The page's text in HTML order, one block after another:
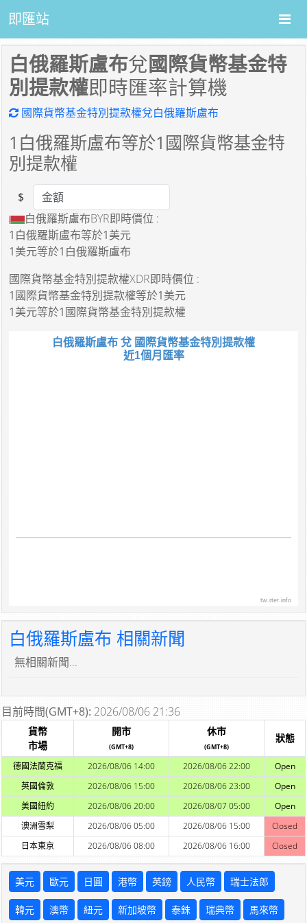
即匯站
白俄羅斯盧布兌國際貨幣基金特
別提款權即時匯率計算機
國際貨幣基金特別提款權兌白俄羅斯盧布
1 白俄羅斯盧布等於1 國際貨幣基金特
別提款權
Amount
$
白俄羅斯盧布BYR即時價位 :
1白俄羅斯盧布等於1美元
1美元等於1白俄羅斯盧布
國際貨幣基金特別提款權XDR即時價位 :
1國際貨幣基金特別提款權等於1美元
1美元等於1國際貨幣基金特別提款權
白俄羅斯盧布 兌 國際貨幣基金特別提款權
近1個月匯率
tw.rter.info
白俄羅斯盧布 相關新聞
無相關新聞...
目前時間(GMT+8): 2026/08/06 21:36
貨幣
市場
開市
(GMT+8)
休市
(GMT+8)
狀態
德國法蘭克福 2026/08/06 14:00 2026/08/06 22:00
Open
英國倫敦
2026/08/06 15:00 2026/08/06 23:00
Open
美國紐約
2026/08/06 20:00 2026/08/07 05:00
Open
澳洲雪梨
2026/08/06 05:00 2026/08/06 15:00
Closed
日本東京
2026/08/06 08:00 2026/08/06 16:00 Closed
美元 歐元 日圓 港幣 英鎊 人民幣 瑞士法郎
韓元 澳幣 紐元 新加坡幣 泰銖 瑞典幣 馬來幣